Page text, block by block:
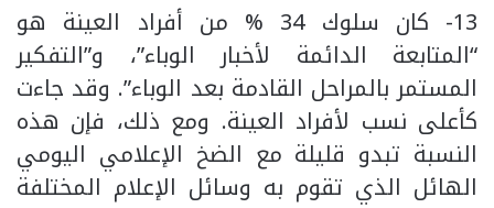
13- كان سلوك 34 % من أفراد العينة هو
“المتابعة الدائمة لأخبار الوباء”، و”التفكير
المستمر بالمراحل القادمة بعد الوباء”. وقد جاءت
كأعلى نسب لأفراد العينة. ومع ذلك، فإن هذه
النسبة تبدو قليلة مع الضخ الإعلامي اليومي
الهائل الذي تقوم به وسائل الإعلام المختلفة